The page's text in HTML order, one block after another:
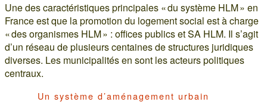
Une des caractéristiques principales « du système HLM » en
France est que la promotion du logement social est à charge
« des organismes HLM » : offices publics et SA HLM. Il s’agit
d’un réseau de plusieurs centaines de structures juridiques
diverses. Les municipalités en sont les acteurs politiques
centraux.
Un système d’aménagement urbain